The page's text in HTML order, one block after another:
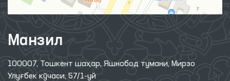
Манзил
100007, Тошкент шаҳар, Яшнобод тумани, Мирзо
Улуғбек кўчаси, 57/1-уй